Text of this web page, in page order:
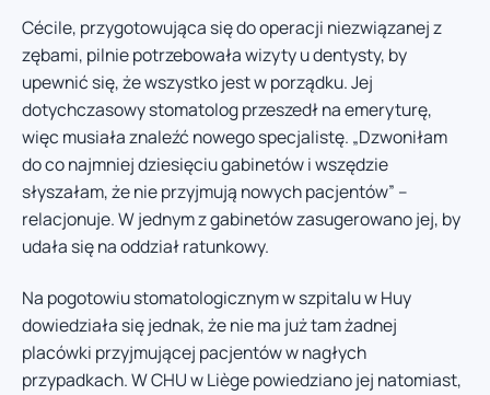
Cécile, przygotowująca się do operacji niezwiązanej z
zębami, pilnie potrzebowała wizyty u dentysty, by
upewnić się, że wszystko jest w porządku. Jej
dotychczasowy stomatolog przeszedł na emeryturę,
więc musiała znaleźć nowego specjalistę. „Dzwoniłam
do co najmniej dziesięciu gabinetów i wszędzie
słyszałam, że nie przyjmują nowych pacjentów” –
relacjonuje. W jednym z gabinetów zasugerowano jej, by
udała się na oddział ratunkowy.
Na pogotowiu stomatologicznym w szpitalu w Huy
dowiedziała się jednak, że nie ma już tam żadnej
placówki przyjmującej pacjentów w nagłych
przypadkach. W CHU w Liège powiedziano jej natomiast,